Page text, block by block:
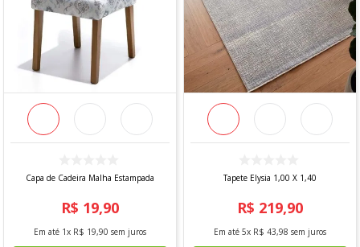
Capa de Cadeira Malha Estampada
R$ 19,90
Em até 1x R$ 19,90 sem juros
Tapete Elysia 1,00 X 1,40
R$ 219,90
Em até 5x R$ 43,98 sem juros